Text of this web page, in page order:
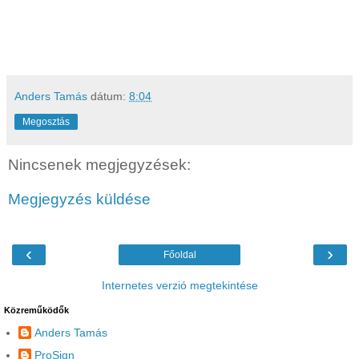
Anders Tamás dátum: 8:04
Megosztás
Nincsenek megjegyzések:
Megjegyzés küldése
‹ ›
Főoldal
Internetes verzió megtekintése
Közreműködők
Anders Tamás
ProSign